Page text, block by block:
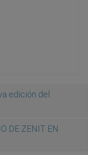
edición del
DE ZENIT EN